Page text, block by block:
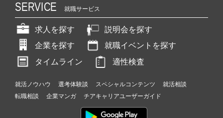
SERVICE 就職サービス
求人を探す
説明会を探す
企業を探す
就職イベントを探す
タイムライン
適性検査
就活ノウハウ 選考体験談 スペシャルコンテンツ
就活相談
転職相談
企業マンガ チアキャリアユーザーガイド